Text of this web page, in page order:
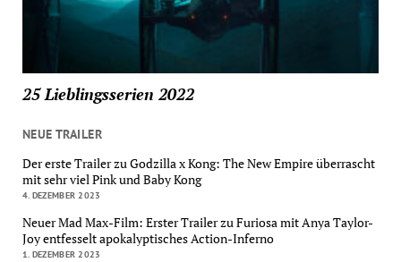
25 Lieblingsserien 2022
NEUE TRAILER
Der erste Trailer zu Godzilla x Kong: The New Empire überrascht
mit sehr viel Pink und Baby Kong
4. DEZEMBER 2023
Neuer Mad Max-Film: Erster Trailer zu Furiosa mit Anya Taylor-
Joy entfesselt apokalyptisches Action-Inferno
1. DEZEMBER 2023